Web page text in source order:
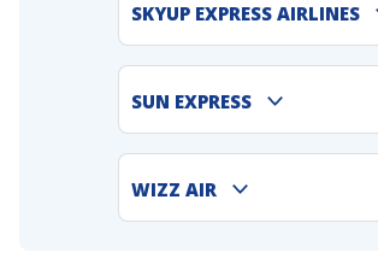
SKYUP EXPRESS AIRLINES
SUN EXPRESS
WIZZ AIR